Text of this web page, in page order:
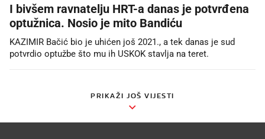
I bivšem ravnatelju HRT-a danas je potvrđena
optužnica. Nosio je mito Bandiću
KAZIMIR Bačić bio je uhićen još 2021., a tek danas je sud
potvrdio optužbe što mu ih USKOK stavlja na teret.
PRIKAŽI JOŠ VIJESTI